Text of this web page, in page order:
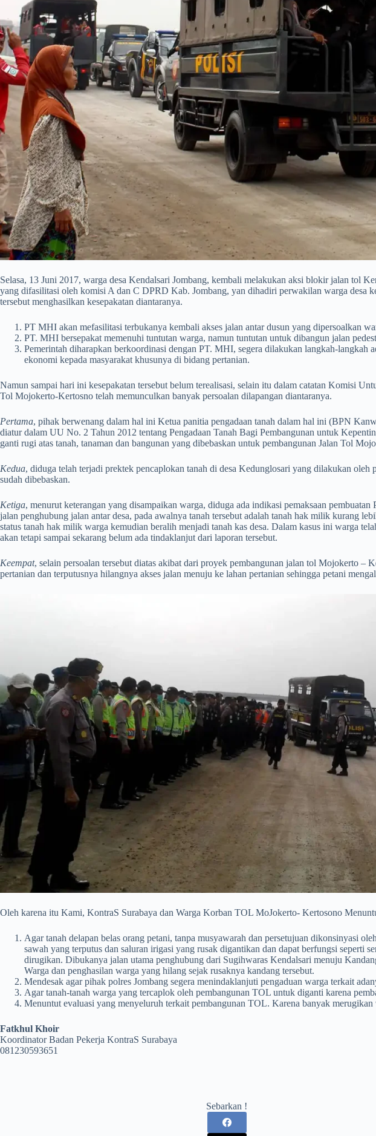
Selasa, 13 Juni 2017, warga desa Kendalsari Jombang, kembali melakukan aksi blokir jalan tol
yang difasilitasi oleh komisi A dan C DPRD Kab. Jombang, yan dihadiri perwakilan warga desa
tersebut menghasilkan kesepakatan diantaranya.
PT MHI akan mefasilitasi terbukanya kembali akses jalan antar dusun yang dipersoalkan
PT. MHI bersepakat memenuhi tuntutan warga, namun tuntutan untuk dibangun jalan
Pemerintah diharapkan berkoordinasi dengan PT. MHI, segera dilakukan langkah-
ekonomi kepada masyarakat khusunya di bidang pertanian.
Namun sampai hari ini kesepakatan tersebut belum terealisasi, selain itu dalam catatan Komisi
Tol Mojokerto-Kertosno telah memunculkan banyak persoalan dilapangan diantaranya.
Pertama, pihak berwenang dalam hal ini Ketua panitia pengadaan tanah dalam hal ini (BPN
diatur dalam UU No. 2 Tahun 2012 tentang Pengadaan Tanah Bagi Pembangunan untuk
ganti rugi atas tanah, tanaman dan bangunan yang dibebaskan untuk pembangunan Jalan Tol
Kedua, diduga telah terjadi prektek pencaplokan tanah di desa Kedunglosari yang dilakukan
sudah dibebaskan.
Ketiga, menurut keterangan yang disampaikan warga, diduga ada indikasi pemaksaan
jalan penghubung jalan antar desa, pada awalnya tanah tersebut adalah tanah hak milik kurang
status tanah hak milik warga kemudian beralih menjadi tanah kas desa. Dalam kasus ini warga
akan tetapi sampai sekarang belum ada tindaklanjut dari laporan tersebut.
Keempat, selain persoalan tersebut diatas akibat dari proyek pembangunan jalan tol Mojokerto –
pertanian dan terputusnya hilangnya akses jalan menuju ke lahan pertanian sehingga petani
Oleh karena itu Kami, KontraS Surabaya dan Warga Korban TOL MoJokerto- Kertosono
Agar tanah delapan belas orang petani, tanpa musyawarah dan persetujuan dikonsinyasi
sawah yang terputus dan saluran irigasi yang rusak digantikan dan dapat berfungsi
dirugikan. Dibukanya jalan utama penghubung dari Sugihwaras Kendalsari menuju
Warga dan penghasilan warga yang hilang sejak rusaknya kandang tersebut.
Mendesak agar pihak polres Jombang segera menindaklanjuti pengaduan warga terkait
Agar tanah-tanah warga yang tercaplok oleh pembangunan TOL untuk diganti karena
Menuntut evaluasi yang menyeluruh terkait pembangunan TOL. Karena banyak
Fatkhul Khoir
Koordinator Badan Pekerja KontraS Surabaya
081230593651
Sebarkan !